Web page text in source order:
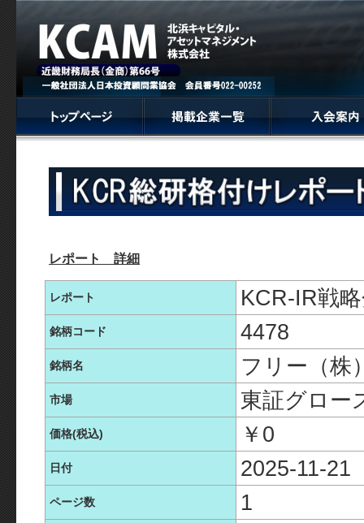
レポート 詳細
レポート KCR-IR戦
銘柄コード 4478
銘柄名 フリー（株
市場 東証グロー
価格(税込) ￥0
日付 2025-11-21
ページ数 1